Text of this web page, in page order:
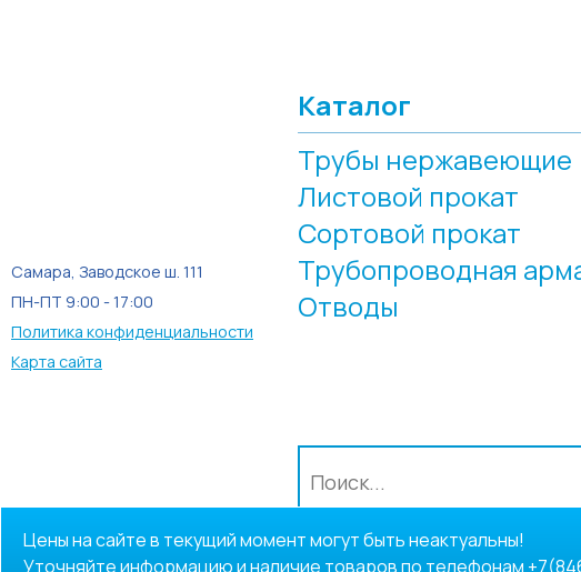
Самара, Заводское ш. 111
ПН-ПТ 9:00 - 17:00
Политика конфиденциальности
Карта сайта
Каталог
Трубы нержавеющие
Листовой прокат
Сортовой прокат
Трубопроводная
Отводы
Цены на сайте в текущий момент могут быть неактуальны!
Уточняйте информацию и наличие товаров по телефонам